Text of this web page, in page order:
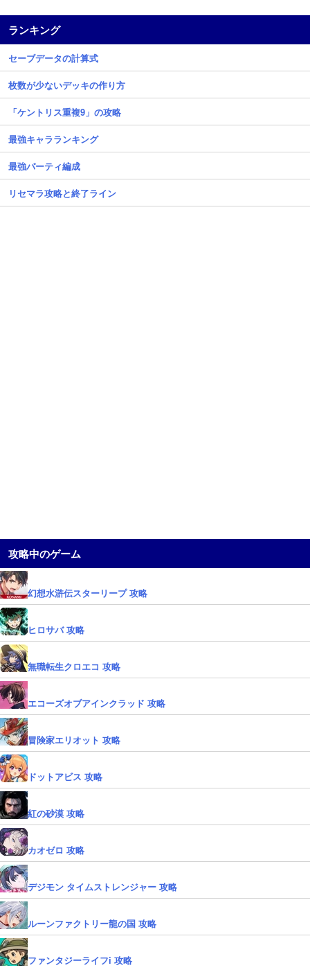
ランキング
セーブデータの計算式
枚数が少ないデッキの作り方
「ケントリス重複9」の攻略
最強キャラランキング
最強パーティ編成
リセマラ攻略と終了ライン
攻略中のゲーム
幻想水滸伝スターリープ 攻略
ヒロサバ 攻略
無職転生クロエコ 攻略
エコーズオブアインクラッド 攻略
冒険家エリオット 攻略
ドットアビス 攻略
紅の砂漠 攻略
カオゼロ 攻略
デジモン タイムストレンジャー 攻略
ルーンファクトリー龍の国 攻略
ファンタジーライフi 攻略